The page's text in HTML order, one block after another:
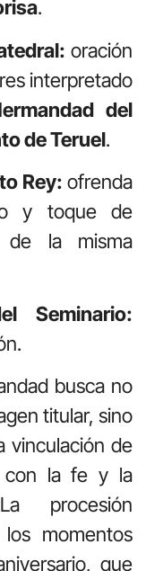
.
oración
interpretado
del
de Teruel.
Rey: ofrenda
y toque de
de la misma
Seminario:
busca no
titular, sino
vinculación de
con la fe y la
procesión
momentos
que